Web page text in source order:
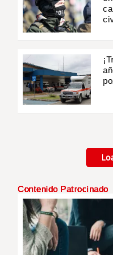
Contenido Patrocinado